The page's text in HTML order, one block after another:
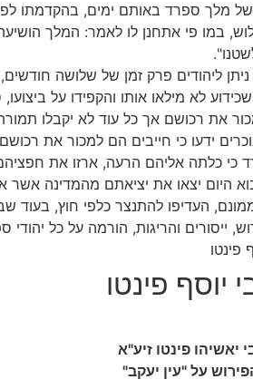
של מלך ספרד באותם ימים, בהקדמתו
במו פי אתחנן לו לאמר: המלך
ליהודים פרק זמן של שלושה
לא מילאו אותו והקפידו על
את רכושם אך כל עוד לא יקבלו
ידעו כי חייבים הם למכור את
כי כלתה אליהם הרעה, ארזו את
היום יצאו את יציאתם מהמדינה אשר
העדיפו להתנצר כלפי חוץ, בעוד
ייסורים והריגות, הורמה על כל יהודי
יוסף פינטו
יאשיהו פינטו זיע"א
על "עין יעקב"